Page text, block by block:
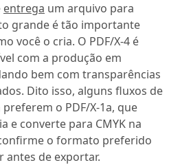
entrega um arquivo para
grande é tão importante
você o cria. O PDF/X-4 é
com a produção em
bem com transparências
Dito isso, alguns fluxos de
o PDF/X-1a, que
e converte para CMYK na
o formato preferido
antes de exportar.